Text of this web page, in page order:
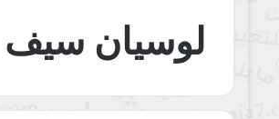
لوسيان سيف